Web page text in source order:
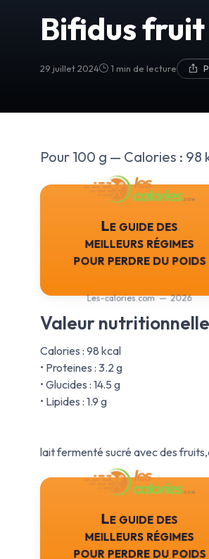
Bifidus
29 juillet 2024 1 min de lecture
Pour 100 g — Calories : 98
Le guide des
meilleurs régimes
pour perdre du poids
Les-calories.com — 2026
Valeur
Calories : 98 kcal
• Proteines : 3.2 g
• Glucides : 14.5 g
• Lipides : 1.9 g
lait fermenté sucré avec des
Le guide des
meilleurs régimes
pour perdre du poids